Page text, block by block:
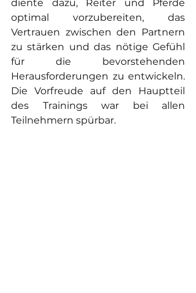
diente dazu, Reiter und Pferde
optimal vorzubereiten, das
Vertrauen zwischen den Partnern
zu stärken und das nötige Gefühl
für die bevorstehenden
Herausforderungen zu entwickeln.
Die Vorfreude auf den Hauptteil
des Trainings war bei allen
Teilnehmern spürbar.